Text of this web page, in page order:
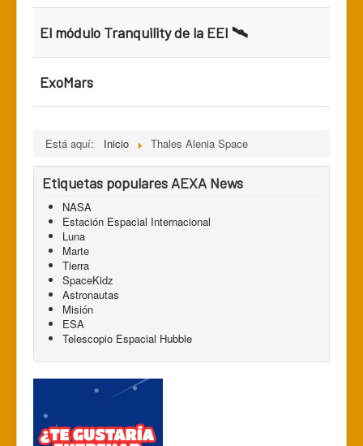
AEXA USA
El módulo Tranquility de la EEI 🛰️
ExoMars
Está aquí: Inicio Thales Alenia Space
Etiquetas populares AEXA News
NASA
Estación Espacial Internacional
Luna
Marte
Tierra
SpaceKidz
Astronautas
Misión
ESA
Telescopio Espacial Hubble